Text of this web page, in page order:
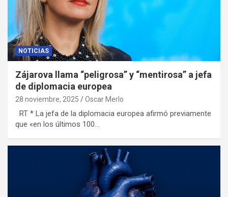
NOTICIAS
Zájarova llama “peligrosa” y “mentirosa” a jefa
de diplomacia europea
28 noviembre, 2025 Oscar Merlo
RT * La jefa de la diplomacia europea afirmó previamente
que «en los últimos 100…